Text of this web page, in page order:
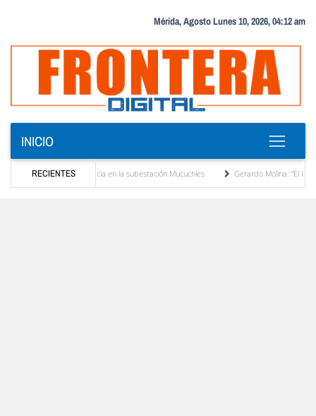
Mérida, Agosto Lunes 10, 2026, 04:12 am
INICIO
RECIENTES
de potencia en la subestación Mucuchies
Gerardo Molina: “El legado de